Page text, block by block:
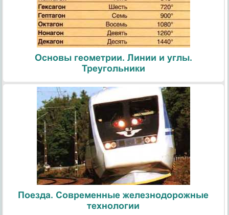
Основы геометрии. Линии и углы.
Треугольники
Поезда. Современные железнодорожные
технологии